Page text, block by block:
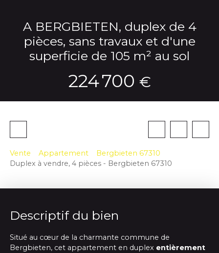
A BERGBIETEN, duplex de 4
pièces, sans travaux et d'une
superficie de 105 m² au sol
224 700 €
Vente Appartement
Bergbieten 67310
Duplex à vendre, 4 pièces - Bergbieten 67310
Descriptif du bien
Situé au cœur de la charmante commune de
Bergbieten, cet appartement en duplex entièrement